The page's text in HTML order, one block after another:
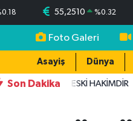
0.18 55,2510 %0.32
Foto Galeri
Asayiş Dünya
Son Dakika
KARKAMIŞLI, ESKİ HAKİMDİR